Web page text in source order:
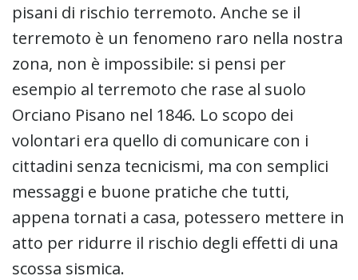
pisani di rischio terremoto. Anche se il
terremoto è un fenomeno raro nella nostra
zona, non è impossibile: si pensi per
esempio al terremoto che rase al suolo
Orciano Pisano nel 1846. Lo scopo dei
volontari era quello di comunicare con i
cittadini senza tecnicismi, ma con semplici
messaggi e buone pratiche che tutti,
appena tornati a casa, potessero mettere in
atto per ridurre il rischio degli effetti di una
scossa sismica.